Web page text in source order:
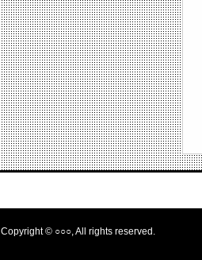
Copyright © ○○○, All rights reserved.